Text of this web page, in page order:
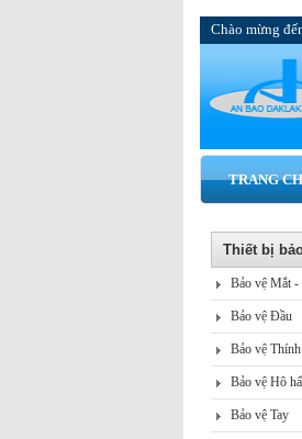
Chào mừng
TRANG
Thiết bị
Bảo vệ Mắt -
Bảo vệ Đầu
Bảo vệ
Bảo vệ Hô
Bảo vệ Tay